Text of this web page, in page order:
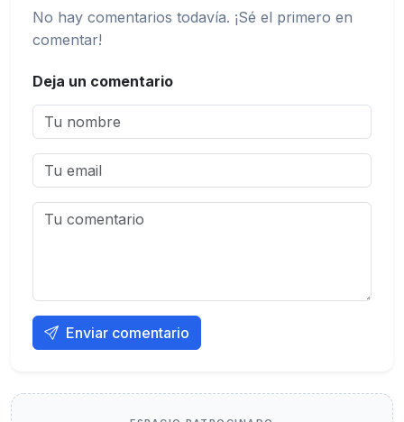
No hay comentarios todavía. ¡Sé el primero en
comentar!
Deja un comentario
Enviar comentario